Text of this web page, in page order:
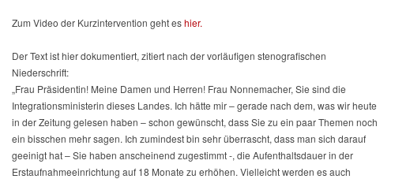
Zum Video der Kurzintervention geht eshier.
Der Text ist hier dokumentiert, zitiert nach der vorläufigen stenografischen
Niederschrift:
„Frau Präsidentin! Meine Damen und Herren! Frau Nonnemacher, Sie sind die
Integrationsministerin dieses Landes. Ich hätte mir – gerade nach dem, was wir heute
in der Zeitung gelesen haben – schon gewünscht, dass Sie zu ein paar Themen noch
ein bisschen mehr sagen. Ich zumindest bin sehr überrascht, dass man sich darauf
geeinigt hat – Sie haben anscheinend zugestimmt -, die Aufenthaltsdauer in der
Erstaufnahmeeinrichtung auf 18 Monate zu erhöhen. Vielleicht werden es auch